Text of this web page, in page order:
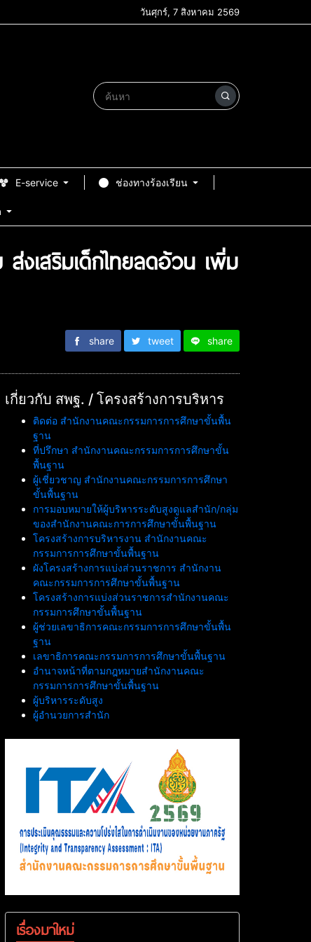
วันศุกร์, 7 สิงหาคม 2569
E-service ช่องทางร้องเรียน
งเสริมเด็กไทยลดอ้วน เพิ่ม
share tweet share
เกี่ยวกับ สพฐ. / โครงสร้างการบริหาร
ติดต่อ สำนักงานคณะกรรมการการศึกษาขั้นพื้น
ฐาน
ที่ปรึกษา สำนักงานคณะกรรมการการศึกษาขั้น
พื้นฐาน
ผู้เชี่ยวชาญ สำนักงานคณะกรรมการการศึกษา
ขั้นพื้นฐาน
การมอบหมายให้ผู้บริหารระดับสูงดูแลสำนัก/กลุ่ม
ของสำนักงานคณะการการศึกษาขั้นพื้นฐาน
โครงสร้างการบริหารงาน สำนักงานคณะ
กรรมการการศึกษาขั้นพื้นฐาน
ผังโครงสร้างการแบ่งส่วนราชการ สำนักงาน
คณะกรรมการการศึกษาขั้นพื้นฐาน
โครงสร้างการแบ่งส่วนราชการสำนักงานคณะ
กรรมการศึกษาขั้นพื้นฐาน
ผู้ช่วยเลขาธิการคณะกรรมการการศึกษาขั้นพื้น
ฐาน
เลขาธิการคณะกรรมการการศึกษาขั้นพื้นฐาน
อำนาจหน้าที่ตามกฎหมายสำนักงานคณะ
กรรมการการศึกษาขั้นพื้นฐาน
ผู้บริหารระดับสูง
ผู้อำนวยการสำนัก
เรื่องมาใหม่